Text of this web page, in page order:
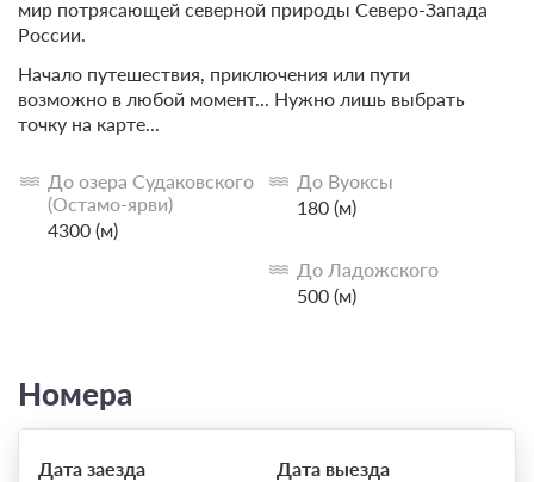
мир потрясающей северной природы Северо-Запада
России.
Начало путешествия, приключения или пути
возможно в любой момент... Нужно лишь выбрать
точку на карте...
До озера Судаковского
(Остамо-ярви)
4300 (м)
До Вуоксы
180 (м)
До Ладожского
500 (м)
Номера
Дата заезда Дата выезда